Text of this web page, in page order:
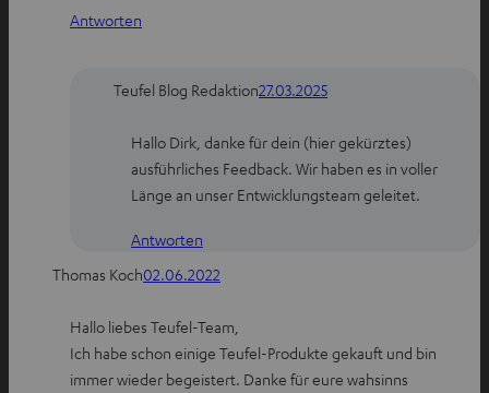
Antworten
Teufel Blog Redaktion27.03.2025
Hallo Dirk, danke für dein (hier gekürztes)
ausführliches Feedback. Wir haben es in voller
Länge an unser Entwicklungsteam geleitet.
Antworten
Thomas Koch02.06.2022
Hallo liebes Teufel-Team,
Ich habe schon einige Teufel-Produkte gekauft und bin
immer wieder begeistert. Danke für eure wahsinns